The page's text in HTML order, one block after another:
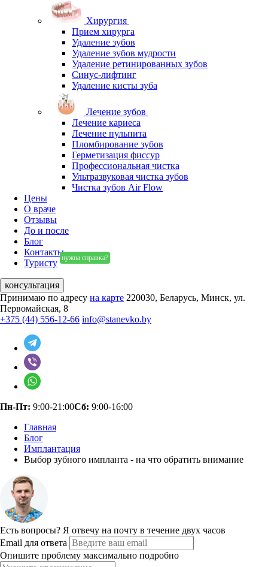
Хирургия
Прием хирурга
Удаление зубов
Удаление зубов мудрости
Удаление ретинированных зубов
Синус-лифтинг
Удаление кисты зуба
Лечение зубов
Лечение кариеса
Лечение пульпита
Пломбирование зубов
Герметизация фиссур
Профессиональная чистка
Ультразвуковая чистка зубов
Чистка зубов Air Flow
Цены
О враче
Отзывы
До и после
Блог
Контакты
Туристу нужна справка?
консультация
Принимаю по адресу на карте 220030, Беларусь, Минск, ул.
Первомайская, 8
+375 (44) 556-12-66 info@stanevko.by
Пн-Пт: 9:00-21:00Сб: 9:00-16:00
Главная
Блог
Имплантация
Выбор зубного импланта - на что обратить внимание
Есть вопросы? Я отвечу на почту в течение двух часов
Email для ответа
Опишите проблему максимально подробно